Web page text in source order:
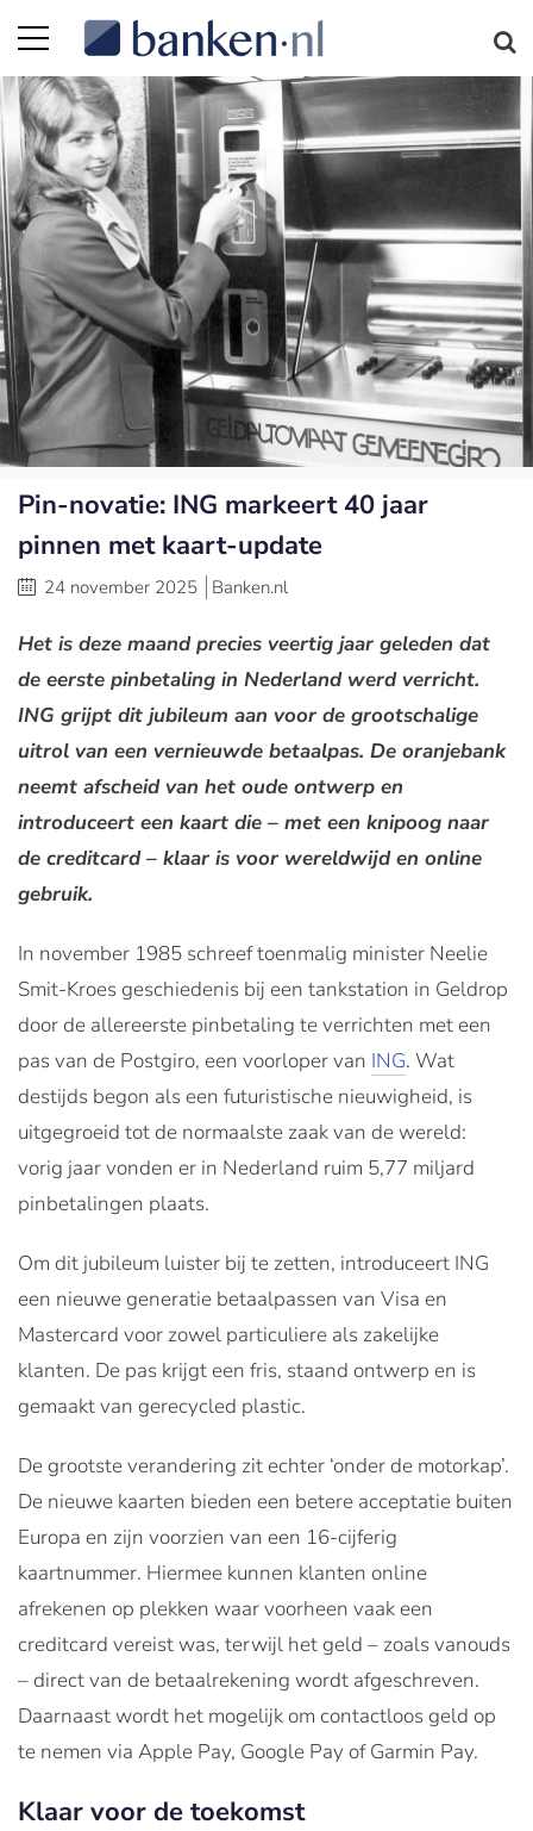
Pin-novatie: ING markeert 40 jaar
pinnen met kaart-update
24 november 2025 Banken.nl
Het is deze maand precies veertig jaar geleden dat
de eerste pinbetaling in Nederland werd verricht.
ING grijpt dit jubileum aan voor de grootschalige
uitrol van een vernieuwde betaalpas. De oranjebank
neemt afscheid van het oude ontwerp en
introduceert een kaart die – met een knipoog naar
de creditcard – klaar is voor wereldwijd en online
gebruik.
In november 1985 schreef toenmalig minister Neelie
Smit-Kroes geschiedenis bij een tankstation in Geldrop
door de allereerste pinbetaling te verrichten met een
pas van de Postgiro, een voorloper van ING. Wat
destijds begon als een futuristische nieuwigheid, is
uitgegroeid tot de normaalste zaak van de wereld:
vorig jaar vonden er in Nederland ruim 5,77 miljard
pinbetalingen plaats.
Om dit jubileum luister bij te zetten, introduceert ING
een nieuwe generatie betaalpassen van Visa en
Mastercard voor zowel particuliere als zakelijke
klanten. De pas krijgt een fris, staand ontwerp en is
gemaakt van gerecycled plastic.
De grootste verandering zit echter ‘onder de motorkap’.
De nieuwe kaarten bieden een betere acceptatie buiten
Europa en zijn voorzien van een 16-cijferig
kaartnummer. Hiermee kunnen klanten online
afrekenen op plekken waar voorheen vaak een
creditcard vereist was, terwijl het geld – zoals vanouds
– direct van de betaalrekening wordt afgeschreven.
Daarnaast wordt het mogelijk om contactloos geld op
te nemen via Apple Pay, Google Pay of Garmin Pay.
Klaar voor de toekomst